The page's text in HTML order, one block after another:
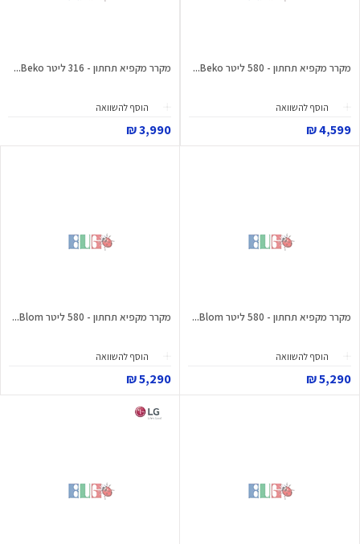
מקרר מקפיא תחתון - 580 ליטר Beko...
הוסף להשוואה
4,599 ₪
מקרר מקפיא תחתון - 316 ליטר Beko...
הוסף להשוואה
3,990 ₪
מקרר מקפיא תחתון - 580 ליטר Blom...
הוסף להשוואה
5,290 ₪
מקרר מקפיא תחתון - 580 ליטר Blom...
הוסף להשוואה
5,290 ₪